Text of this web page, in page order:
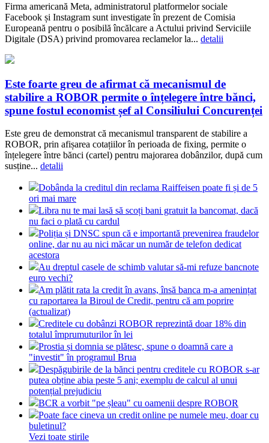
Firma americană Meta, administratorul platformelor sociale
Facebook și Instagram sunt investigate în prezent de Comisia
Europeană pentru o posibilă încălcare a Actului privind Serviciile
Digitale (DSA) privind promovarea reclamelor la... detalii
Este foarte greu de afirmat că mecanismul de
stabilire a ROBOR permite o înțelegere între bănci,
spune fostul economist șef al Consiliului Concurenței
Este greu de demonstrat că mecanismul transparent de stabilire a
ROBOR, prin afișarea cotațiilor în perioada de fixing, permite o
înțelegere între bănci (cartel) pentru majorarea dobânzilor, după cum
susține... detalii
Dobânda la creditul din reclama Raiffeisen poate fi și de 5
ori mai mare
Libra nu te mai lasă să scoți bani gratuit la bancomat, dacă
nu faci o plată cu cardul
Poliția și DNSC spun că e importantă prevenirea fraudelor
online, dar nu au nici măcar un număr de telefon dedicat
acestora
Au dreptul casele de schimb valutar să-mi refuze bancnote
euro vechi?
Am plătit rata la credit în avans, însă banca m-a amenințat
cu raportarea la Biroul de Credit, pentru că am poprire
(actualizat)
Creditele cu dobânzi ROBOR reprezintă doar 18% din
totalul împrumuturilor în lei
Prostia și domnia se plătesc, spune o doamnă care a
"investit" în programul Brua
Despăgubirile de la bănci pentru creditele cu ROBOR s-ar
putea obține abia peste 5 ani; exemplu de calcul al unui
potențial prejudiciu
BCR a vorbit "pe șleau" cu oamenii despre ROBOR
Poate face cineva un credit online pe numele meu, doar cu
buletinul?
Vezi toate stirile